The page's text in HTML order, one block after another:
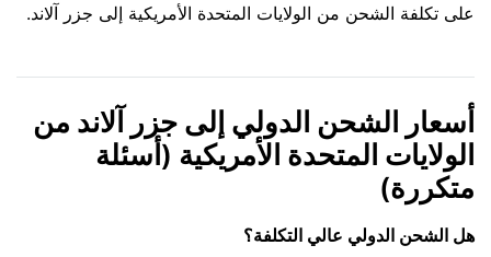
على تكلفة الشحن من الولايات المتحدة الأمريكية إلى جزر آلاند.
أسعار الشحن الدولي إلى جزر آلاند من
الولايات المتحدة الأمريكية (أسئلة
متكررة)
هل الشحن الدولي عالي التكلفة؟